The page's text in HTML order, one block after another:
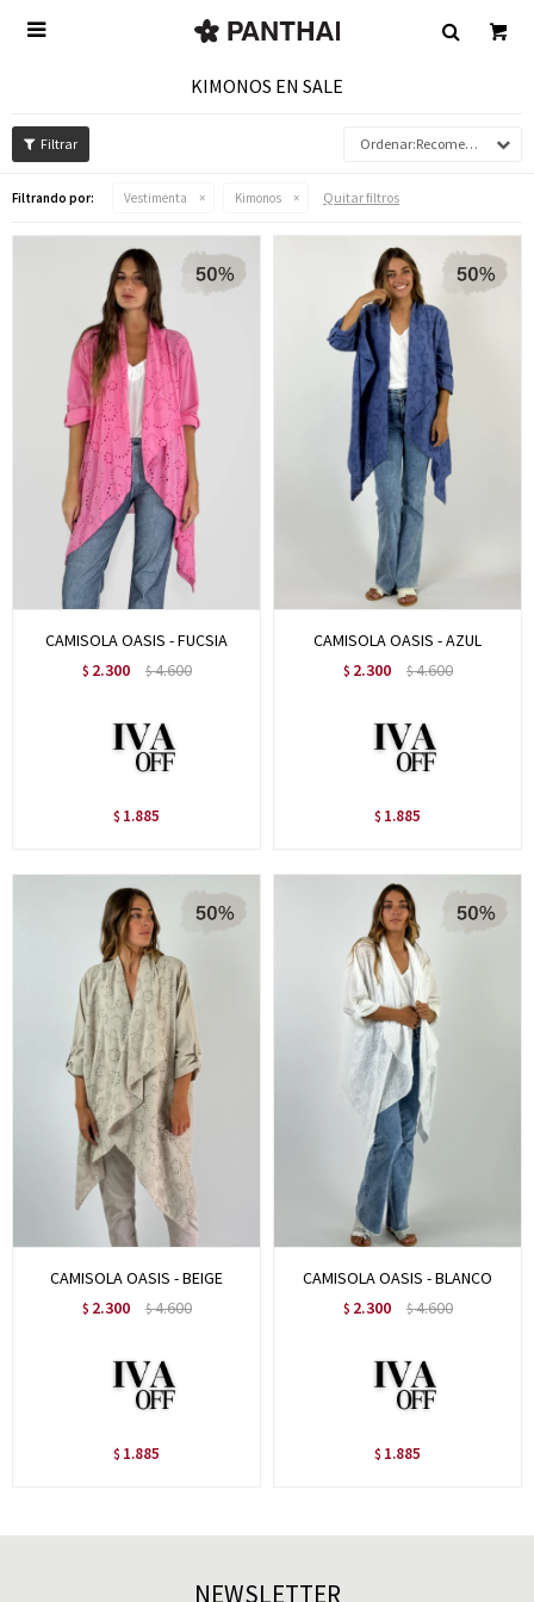

KIMONOS EN SALE
Recomendados
Filtrando por: Vestimenta Kimonos Quitar filtros
CAMISOLA OASIS - FUCSIA
$ 2.300 $4.600
$ 1.885
CAMISOLA OASIS - AZUL
$ 2.300 $4.600
$ 1.885
CAMISOLA OASIS - BEIGE
$ 2.300 $4.600
$ 1.885
CAMISOLA OASIS - BLANCO
$ 2.300 $4.600
$ 1.885
NEWSLETTER